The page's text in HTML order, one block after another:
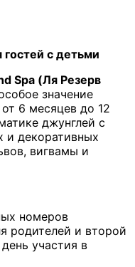
с детьми
Spa (Ля Резерв
значение
6 месяцев до 12
джунглей с
и декоративных
вигвамы и
номеров
родителей и второй
участия в